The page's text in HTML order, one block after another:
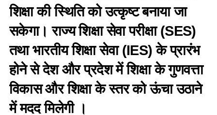
शिक्षा की स्थिति को उत्कृष्ट बनाया जा
सकेगा। राज्य शिक्षा सेवा परीक्षा (SES)
तथा भारतीय शिक्षा सेवा (IES) के प्रारंभ
होने से देश और प्रदेश में शिक्षा के गुणवत्ता
विकास और शिक्षा के स्तर को ऊंचा उठाने
में मदद मिलेगी ।